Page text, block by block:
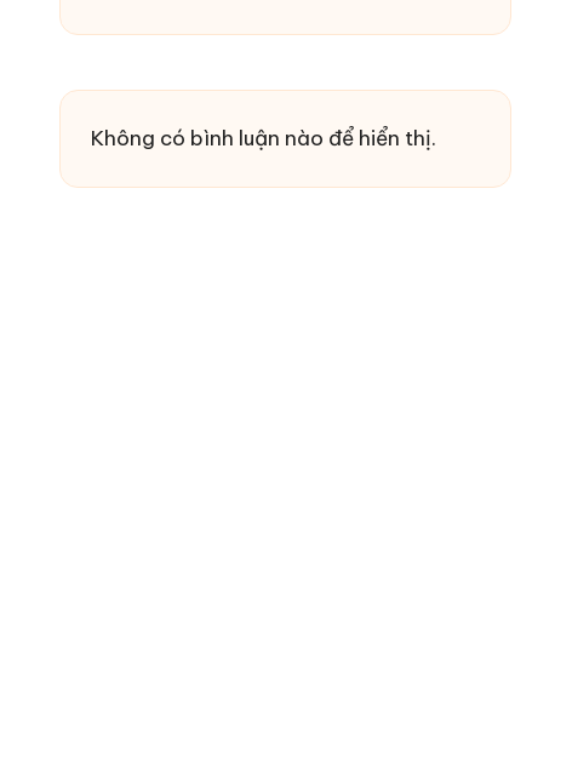
Không có bình luận nào để hiển thị.